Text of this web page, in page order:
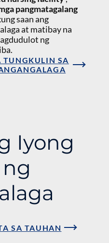
pangmatagalang
saan ang
at matibay na
ng
TUNGKULIN SA
Iyong
SA TAUHAN